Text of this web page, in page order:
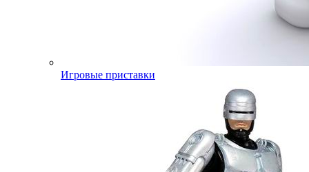
Игровые приставки